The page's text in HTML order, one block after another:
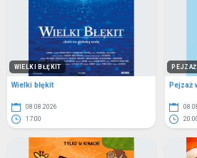
WIELKI BŁĘKIT
Wielki błękit
08.08.2026
17:00
Pejzaż